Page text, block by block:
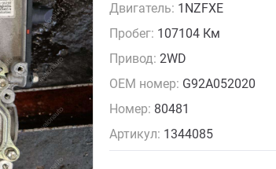
Двигатель: 1NZFXE
Пробег: 107104 Км
Привод: 2WD
OEM номер: G92A052020
Номер: 80481
Артикул: 1344085